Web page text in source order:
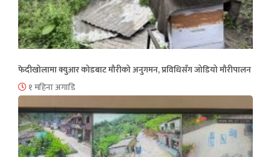
फेदीखोलामा क्युआर कोडबाट मौरीको अनुगमन, प्रविधिसँग जोडियो मौरीपालन
१ महिना अगाडि